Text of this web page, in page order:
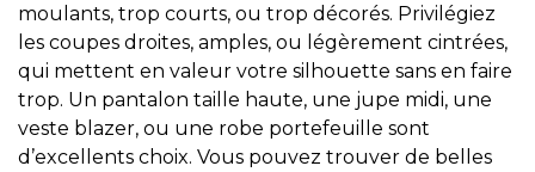
moulants, trop courts, ou trop décorés. Privilégiez
les coupes droites, amples, ou légèrement cintrées,
qui mettent en valeur votre silhouette sans en faire
trop. Un pantalon taille haute, une jupe midi, une
veste blazer, ou une robe portefeuille sont
d’excellents choix. Vous pouvez trouver de belles